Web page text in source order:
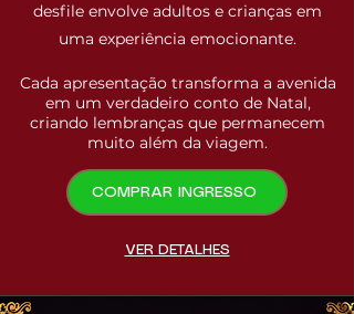
desfile envolve adultos e crianças em
uma experiência emocionante.
Cada apresentação transforma a avenida
em um verdadeiro conto de Natal,
criando lembranças que permanecem
muito além da viagem.
COMPRAR INGRESSO
VER DETALHES